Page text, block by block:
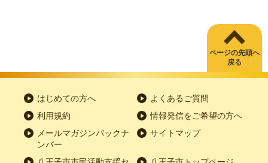
ページの先頭へ
戻る
はじめての方へ
よくあるご質問
利用規約
情報発信をご希望の方へ
メールマガジンバックナ
ンバー
サイトマップ